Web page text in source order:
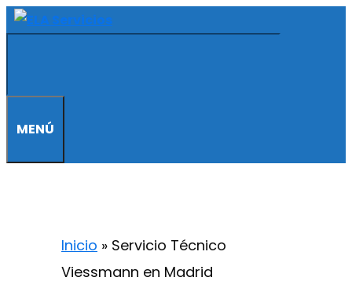
Saltar
MENÚ
Inicio » Servicio Técnico
Viessmann en Madrid